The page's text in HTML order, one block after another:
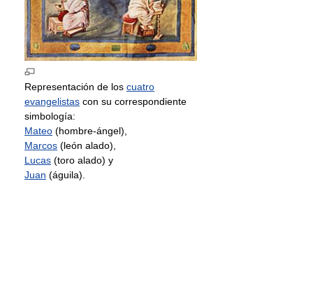
Representación de los cuatro
evangelistas con su correspondiente
simbología:
Mateo (hombre-ángel),
Marcos (león alado),
Lucas (toro alado) y
Juan (águila).